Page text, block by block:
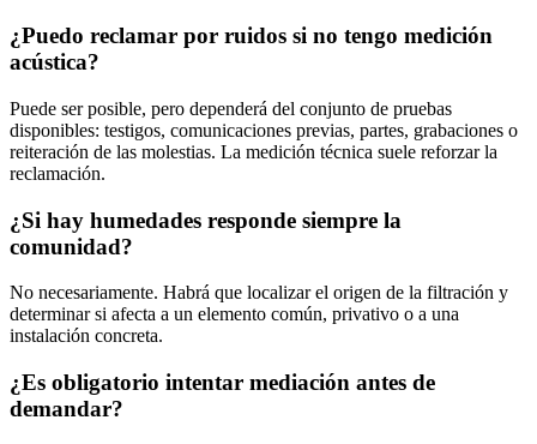
¿Puedo reclamar por ruidos si no tengo medición
acústica?
Puede ser posible, pero dependerá del conjunto de pruebas
disponibles: testigos, comunicaciones previas, partes, grabaciones o
reiteración de las molestias. La medición técnica suele reforzar la
reclamación.
¿Si hay humedades responde siempre la
comunidad?
No necesariamente. Habrá que localizar el origen de la filtración y
determinar si afecta a un elemento común, privativo o a una
instalación concreta.
¿Es obligatorio intentar mediación antes de
demandar?